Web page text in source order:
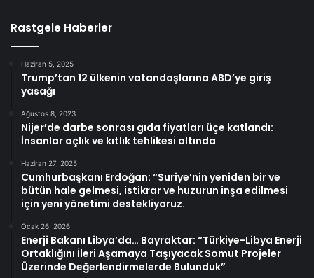
Rastgele Haberler
Haziran 5, 2025
Trump’tan 12 ülkenin vatandaşlarına ABD’ye giriş
yasağı
Ağustos 8, 2023
Nijer’de darbe sonrası gıda fiyatları üçe katlandı:
İnsanlar açlık ve kıtlık tehlikesi altında
Haziran 27, 2025
Cumhurbaşkanı Erdoğan: “Suriye’nin yeniden bir ve
bütün hale gelmesi, istikrar ve huzurun inşa edilmesi
için yeni yönetimi destekliyoruz.
Ocak 26, 2026
Enerji Bakanı Libya’da… Bayraktar: “Türkiye-Libya Enerji
Ortaklığını İleri Aşamaya Taşıyacak Somut Projeler
Üzerinde Değerlendirmelerde Bulunduk”